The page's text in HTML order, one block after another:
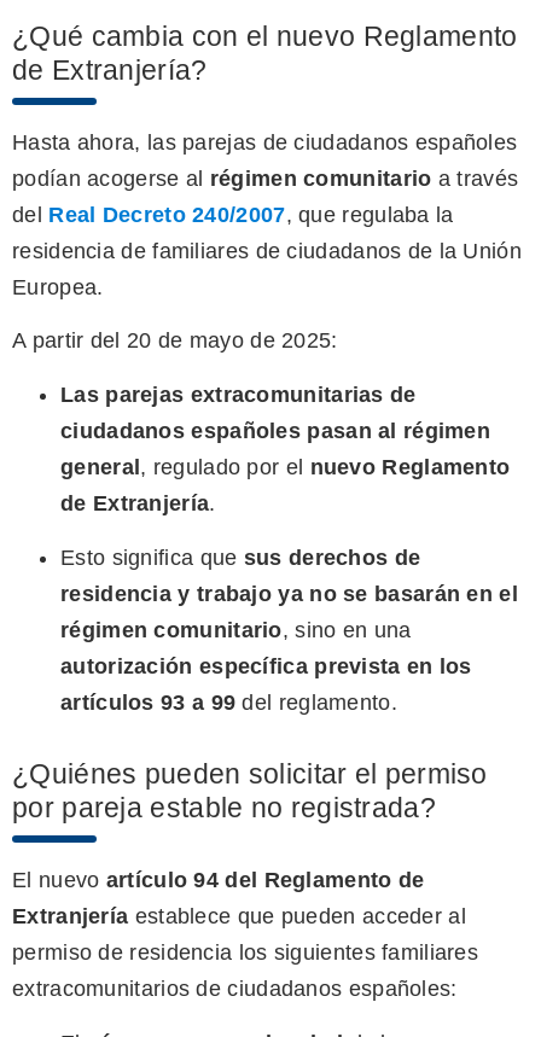
¿Qué cambia con el nuevo Reglamento
de Extranjería?
Hasta ahora, las parejas de ciudadanos españoles
podían acogerse al régimen comunitario a través
del Real Decreto 240/2007, que regulaba la
residencia de familiares de ciudadanos de la Unión
Europea.
A partir del 20 de mayo de 2025:
Las parejas extracomunitarias de
ciudadanos españoles pasan al régimen
general, regulado por el nuevo Reglamento
de Extranjería.
Esto significa que sus derechos de
residencia y trabajo ya no se basarán en el
régimen comunitario, sino en una
autorización específica prevista en los
artículos 93 a 99 del reglamento.
¿Quiénes pueden solicitar el permiso
por pareja estable no registrada?
El nuevo artículo 94 del Reglamento de
Extranjería establece que pueden acceder al
permiso de residencia los siguientes familiares
extracomunitarios de ciudadanos españoles: